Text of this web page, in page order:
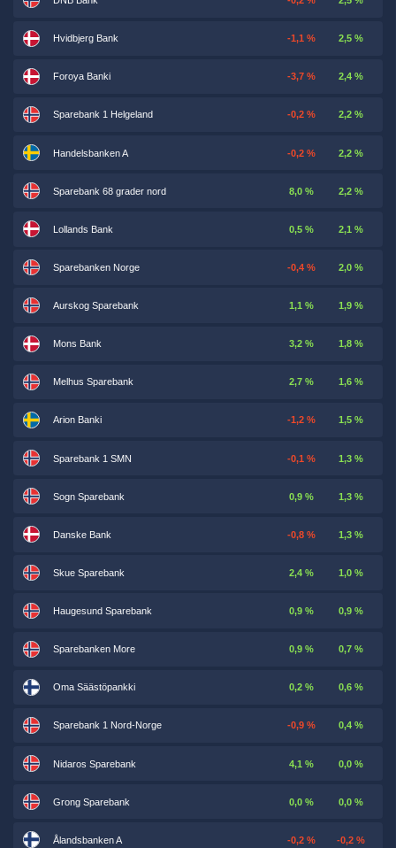
Hvidbjerg Bank -1,1 % 2,5 %
Foroya Banki -3,7 % 2,4 %
Sparebank 1 Helgeland -0,2 % 2,2 %
Handelsbanken A -0,2 % 2,2 %
Sparebank 68 grader nord 8,0 % 2,2 %
Lollands Bank 0,5 % 2,1 %
Sparebanken Norge -0,4 % 2,0 %
Aurskog Sparebank 1,1 % 1,9 %
Mons Bank 3,2 % 1,8 %
Melhus Sparebank 2,7 % 1,6 %
Arion Banki -1,2 % 1,5 %
Sparebank 1 SMN -0,1 % 1,3 %
Sogn Sparebank 0,9 % 1,3 %
Danske Bank -0,8 % 1,3 %
Skue Sparebank 2,4 % 1,0 %
Haugesund Sparebank 0,9 % 0,9 %
Sparebanken More 0,9 % 0,7 %
Oma Säästöpankki 0,2 % 0,6 %
Sparebank 1 Nord-Norge -0,9 % 0,4 %
Nidaros Sparebank 4,1 % 0,0 %
Grong Sparebank 0,0 % 0,0 %
Ålandsbanken A -0,2 % -0,2 %